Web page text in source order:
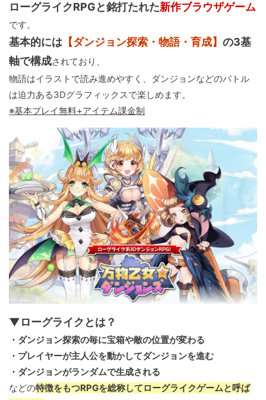
ローグライクRPGと銘打たれた新作ブラウザゲーム
です。
基本的には 【ダンジョン探索・物語・育成】 の3基
軸で構成されており、
物語はイラストで読み進めやすく、ダンジョンなどのバトル
は迫力ある3Dグラフィックスで楽しめます。
※基本プレイ無料+アイテム課金制
▼ローグライクとは？
・ダンジョン探索の毎に宝箱や敵の位置が変わる
・プレイヤーが主人公を動かしてダンジョンを進む
・ダンジョンがランダムで生成される
などの特徴をもつRPGを総称してローグライクゲームと呼ば